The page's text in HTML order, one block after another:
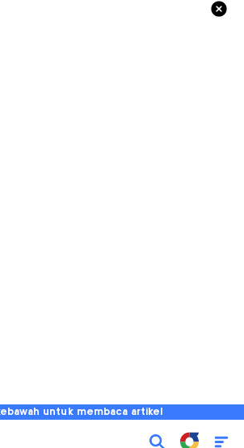
untuk membaca artikel